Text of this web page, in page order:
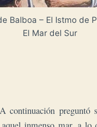
Balboa – El Istmo de
El Mar del Sur
continuación preguntó